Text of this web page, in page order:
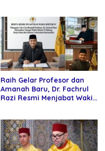
Raih Gelar Profesor dan
Amanah Baru, Dr. Fachrul
Razi Resmi Menjabat Wakil